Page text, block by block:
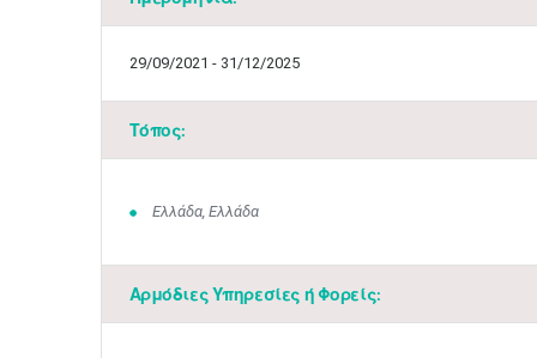
29/09/2021 - 31/12/2025
Τόπος:
Ελλάδα, Ελλάδα
Αρμόδιες Υπηρεσίες ή Φορείς: